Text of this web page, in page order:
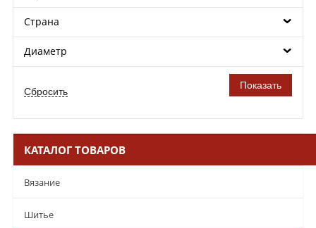
Страна
Диаметр
КАТАЛОГ ТОВАРОВ
Вязание
Шитье